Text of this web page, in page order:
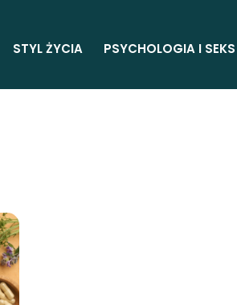
STYL ŻYCIA PSYCHOLOGIA I SEKS